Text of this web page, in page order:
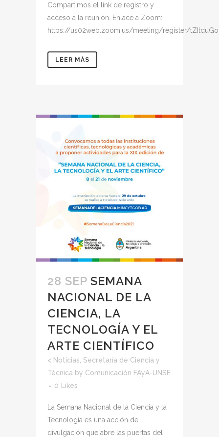
Compartimos el link de registro y
acceso a la reunión. Enlace a Zoom:
https://us02web.zoom.us/meeting/register/
LEER MÁS
28 SEP SEMANA
NACIONAL DE LA
CIENCIA, LA
TECNOLOGÍA Y EL
ARTE CIENTÍFICO
< Noticias Secretaría de Ciencia y
Técnica by Comunicación FAyA-UNSE
0
Likes
La Semana Nacional de la Ciencia y la
Tecnología es una acción de
divulgación que abre las puertas del